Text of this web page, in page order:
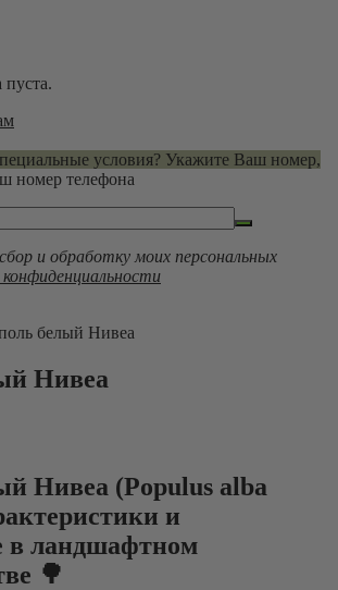
условия? Укажите Ваш номер,
номер телефона
и обработку моих персональных
белый Нивеа
Нивеа
Нивеа (Populus alba
и
в ландшафтном
🌳